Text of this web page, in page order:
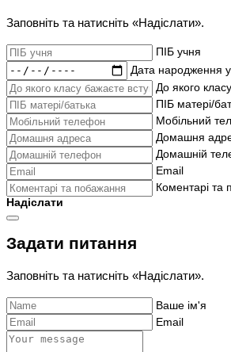
Заповніть та натисніть «Надіслати».
ПІБ учня
Дата народження
До якого
ПІБ матері/
Мобільний
Домашня
Домашній
Email
Коментарі та
Надіслати
Задати питання
Заповніть та натисніть «Надіслати».
Ваше ім'я
Email